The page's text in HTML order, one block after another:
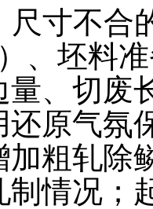
寸不合
、坯料
量、切废
还原气氛
加粗轧除
制情况；